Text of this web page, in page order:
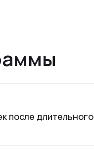
после длительного